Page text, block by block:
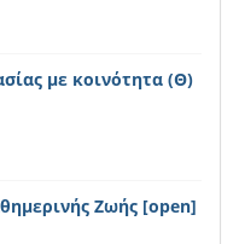
με κοινότητα (Θ)
Ζωής [open]